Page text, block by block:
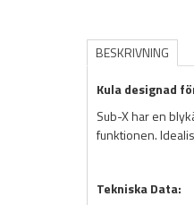
BESKRIVNING
Kula designad
Sub-X har en
funktionen.
Tekniska Data: